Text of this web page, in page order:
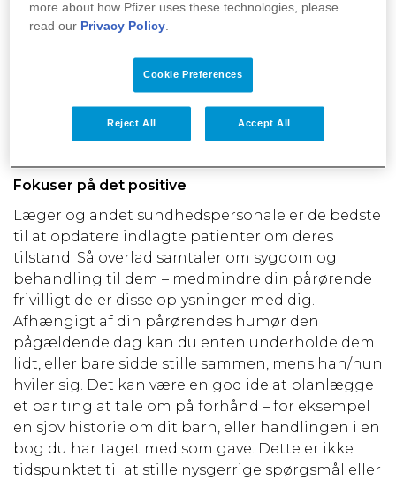
Under en hospitalsindlæggelse er det
altafgørende at fokusere på, at patienten får det
husk, at en hospitalsindlæggelse kan være
trættende. Det er fint at kigge forbi i kort tid –
bare 10 eller 15 minutter. Brug din dømmekraft til
at vurdere din pårørendes energiniveau, før du
Fokuser på det positive
Læger og andet sundhedspersonale er de bedste
til at opdatere indlagte patienter om deres
tilstand. Så overlad samtaler om sygdom og
behandling til dem – medmindre din pårørende
frivilligt deler disse oplysninger med dig.
Afhængigt af din pårørendes humør den
pågældende dag kan du enten underholde dem
lidt, eller bare sidde stille sammen, mens han/hun
hviler sig. Det kan være en god ide at planlægge
et par ting at tale om på forhånd – for eksempel
en sjov historie om dit barn, eller handlingen i en
bog du har taget med som gave. Dette er ikke
tidspunktet til at stille nysgerrige spørgsmål eller
more about how Pfizer uses these technologies, please
read our Privacy Policy.
Cookie Preferences
Reject All Accept All